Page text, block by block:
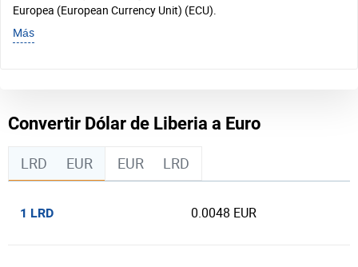
Europea (European Currency Unit) (ECU).
Más
Convertir Dólar de Liberia a Euro
LRD EUR EUR LRD
1 LRD 0.0048 EUR